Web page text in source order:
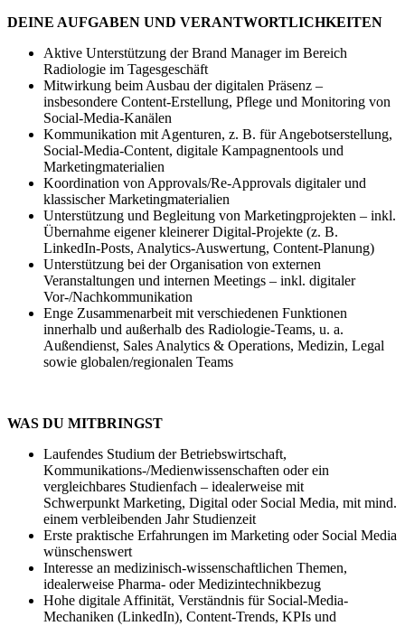
DEINE AUFGABEN UND VERANTWORTLICHKEITEN
Aktive Unterstützung der Brand Manager im Bereich
Radiologie im Tagesgeschäft
Mitwirkung beim Ausbau der digitalen Präsenz –
insbesondere Content-Erstellung, Pflege und Monitoring von
Social-Media-Kanälen
Kommunikation mit Agenturen, z. B. für Angebotserstellung,
Social-Media-Content, digitale Kampagnentools und
Marketingmaterialien
Koordination von Approvals/Re-Approvals digitaler und
klassischer Marketingmaterialien
Unterstützung und Begleitung von Marketingprojekten – inkl.
Übernahme eigener kleinerer Digital-Projekte (z. B.
LinkedIn-Posts, Analytics-Auswertung, Content-Planung)
Unterstützung bei der Organisation von externen
Veranstaltungen und internen Meetings – inkl. digitaler
Vor-/Nachkommunikation
Enge Zusammenarbeit mit verschiedenen Funktionen
innerhalb und außerhalb des Radiologie-Teams, u. a.
Außendienst, Sales Analytics & Operations, Medizin, Legal
sowie globalen/regionalen Teams
WAS DU MITBRINGST
Laufendes Studium der Betriebswirtschaft,
Kommunikations-/Medienwissenschaften oder ein
vergleichbares Studienfach – idealerweise mit
Schwerpunkt Marketing, Digital oder Social Media, mit mind.
einem verbleibenden Jahr Studienzeit
Erste praktische Erfahrungen im Marketing oder Social Media
wünschenswert
Interesse an medizinisch-wissenschaftlichen Themen,
idealerweise Pharma- oder Medizintechnikbezug
Hohe digitale Affinität, Verständnis für Social-Media-
Mechaniken (LinkedIn), Content-Trends, KPIs und